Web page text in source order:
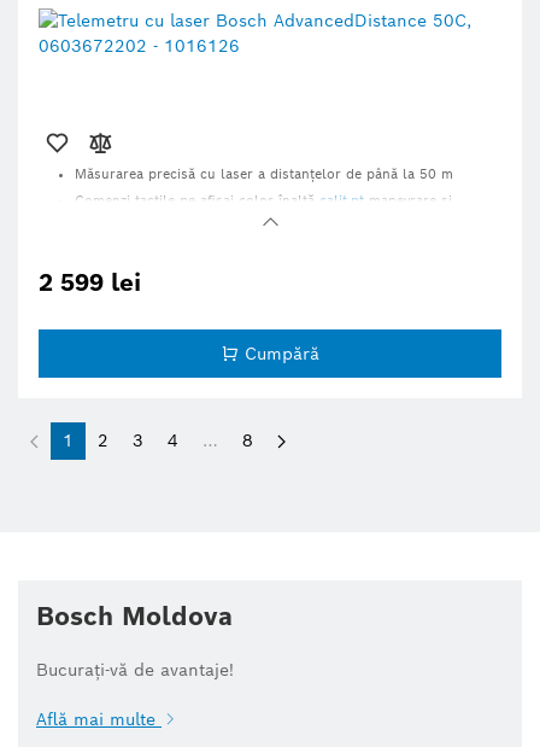
Măsurarea precisă cu laser a distanţelor de până la 50 m
Comenzi tactile pe afişaj color înaltă calit.pt manevrare şi
Instrucţiuni animate pentru explicarea pas cu pas a fiecărei
Dotate cu caracteristici de sustenabilitate; află mai multe detalii
mai jos
2 599 lei
Cumpără
1 2 3 4 … 8
Bosch Moldova
Bucurați-vă de avantaje!
Află mai multe